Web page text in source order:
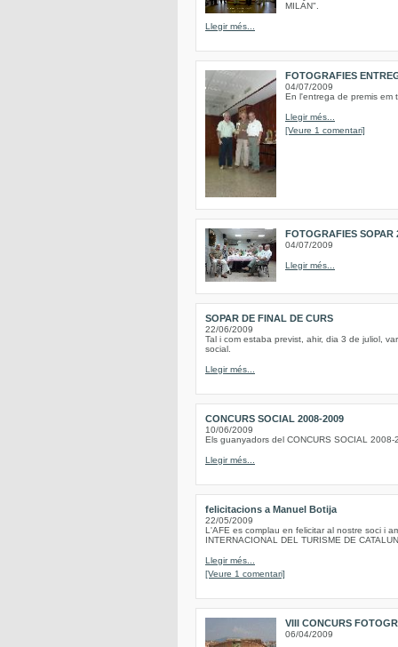
MILAN".
Llegir més...
FOTOGRAFIES
04/07/2009
En l'entrega de premis em
Llegir més...
[Veure 1 comentari]
FOTOGRAFIES SOPAR
04/07/2009
Llegir més...
SOPAR DE FINAL DE CURS
22/06/2009
Tal i com estaba previst, ahir, dia 3 de juliol,
social.
Llegir més...
CONCURS SOCIAL 2008-2009
10/06/2009
Els guanyadors del CONCURS SOCIAL
Llegir més...
felicitacions a Manuel Botija
22/05/2009
L'AFE es complau en felicitar al nostre soci i
INTERNACIONAL DEL TURISME DE
Llegir més...
[Veure 1 comentari]
VIII CONCURS
06/04/2009